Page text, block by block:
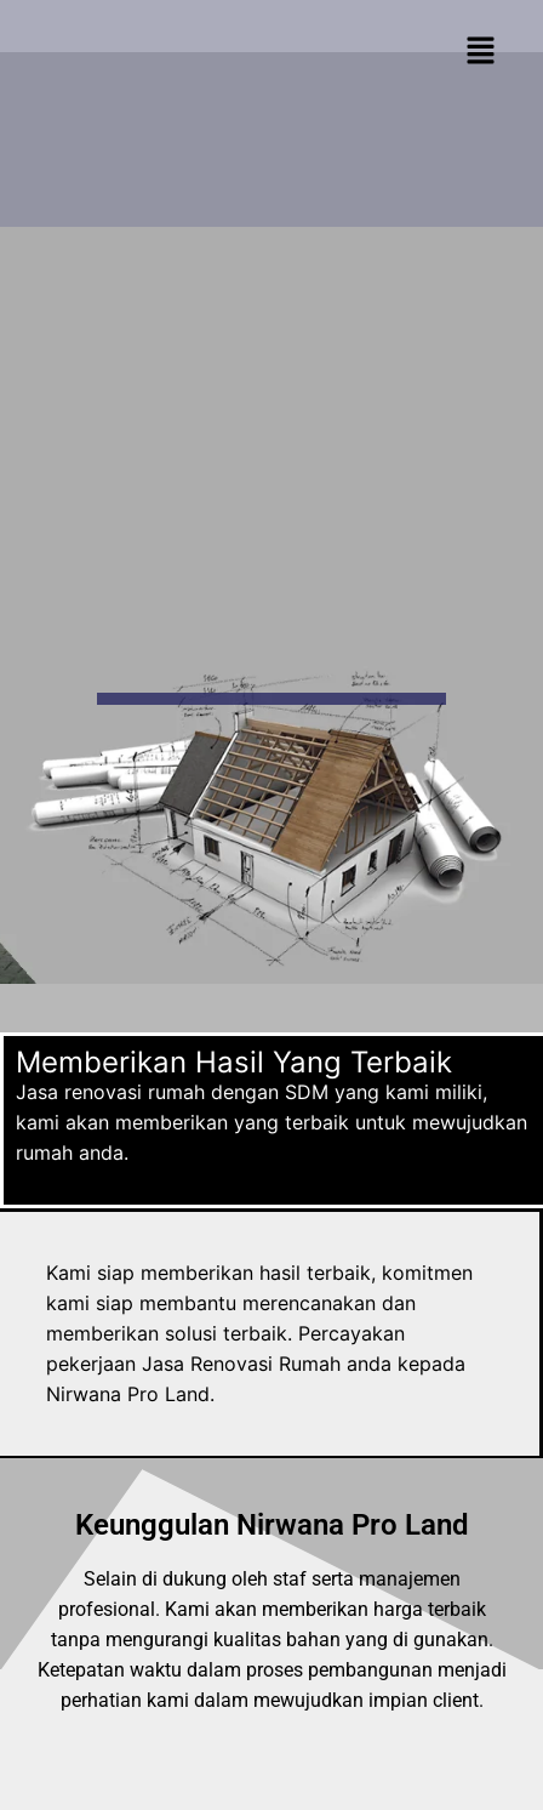
Memberikan Hasil Yang Terbaik
Jasa renovasi rumah dengan SDM yang kami miliki,
kami akan memberikan yang terbaik untuk mewujudkan
rumah anda.
Kami siap memberikan hasil terbaik, komitmen
kami siap membantu merencanakan dan
memberikan solusi terbaik. Percayakan
pekerjaan Jasa Renovasi Rumah anda kepada
Nirwana Pro Land.
Keunggulan Nirwana Pro Land
Selain di dukung oleh staf serta manajemen
profesional. Kami akan memberikan harga terbaik
tanpa mengurangi kualitas bahan yang di gunakan.
Ketepatan waktu dalam proses pembangunan menjadi
perhatian kami dalam mewujudkan impian client.